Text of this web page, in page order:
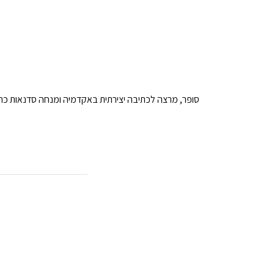
סופר, מרצה לכתיבה יצירתית באקדמיה ומנחה סדנאות